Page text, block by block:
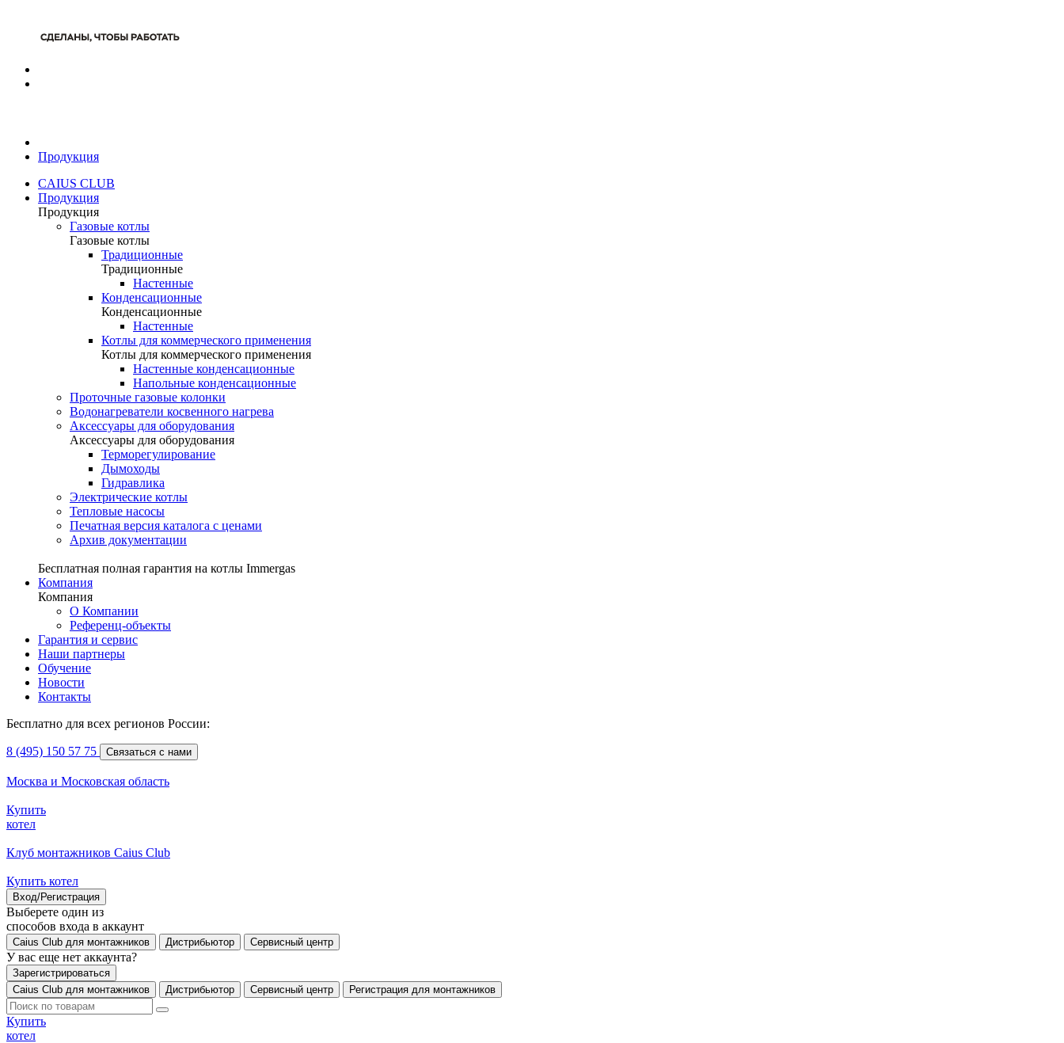
Продукция
CAIUS CLUB
Продукция
Продукция
Газовые котлы
Газовые котлы
Традиционные
Традиционные
Настенные
Конденсационные
Конденсационные
Настенные
Котлы для коммерческого применения
Котлы для коммерческого применения
Настенные конденсационные
Напольные конденсационные
Проточные газовые колонки
Водонагреватели косвенного нагрева
Аксессуары для оборудования
Аксессуары для оборудования
Терморегулирование
Дымоходы
Гидравлика
Электрические котлы
Тепловые насосы
Печатная версия каталога с ценами
Архив документации
Бесплатная полная гарантия на котлы Immergas
Компания
Компания
О Компании
Референц-объекты
Гарантия и сервис
Наши партнеры
Обучение
Новости
Контакты
Бесплатно для всех регионов России:
8 (495) 150 57 75 Связаться с нами
Москва и Московская область
Купить
котел
Клуб монтажников Caius Club
Купить котел
Вход/Регистрация
Выберете один из
способов входа в аккаунт
Caius Club для монтажников Дистрибьютор Сервисный центр
У вас еще нет аккаунта?
Зарегистрироваться
Caius Club для монтажников
Дистрибьютор Сервисный центр Регистрация для монтажников
Купить
котел